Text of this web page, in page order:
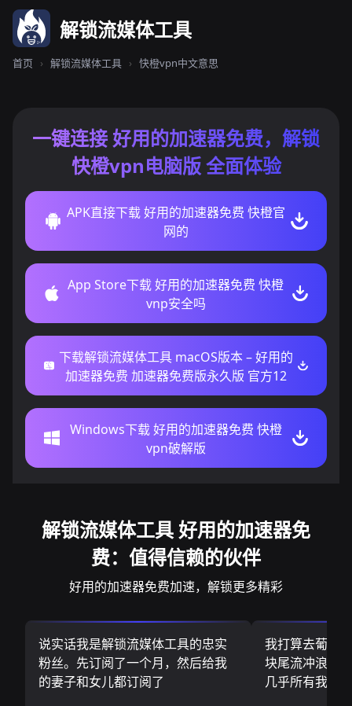
解锁流媒体工具
首页 › 解锁流媒体工具 › 快橙vpn中文意思
一键连接 好用的加速器免费，解锁
快橙vpn电脑版 全面体验
APK直接下载 好用的加速器免费 快橙官
网的
App Store下载 好用的加速器免费 快橙
vnp安全吗
下载解锁流媒体工具 macOS版本 – 好用的
加速器免费 加速器免费版永久版 官方12
Windows下载 好用的加速器免费 快橙
vpn破解版
解锁流媒体工具 好用的加速器免
费：值得信赖的伙伴
好用的加速器免费加速，解锁更多精彩
说实话我是解锁流媒体工具的忠实
粉丝。先订阅了一个月，然后给我
的妻子和女儿都订阅了
我打算去葡萄
块尾流冲浪板
几乎所有我需